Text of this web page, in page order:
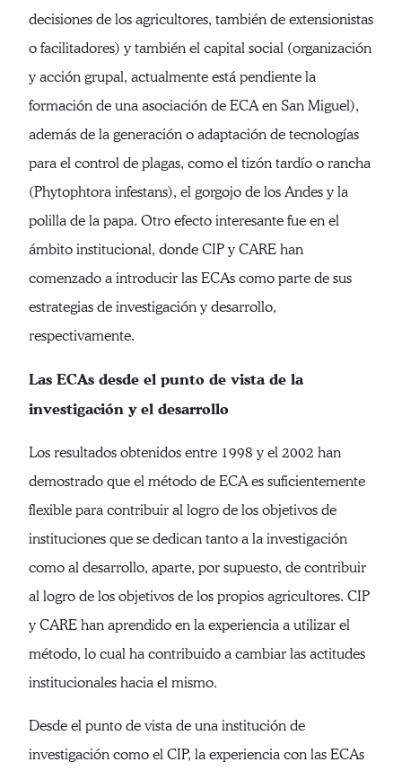
decisiones de los agricultores, también de extensionistas
o facilitadores) y también el capital social (organización
y acción grupal, actualmente está pendiente la
formación de una asociación de ECA en San Miguel),
además de la generación o adaptación de tecnologías
para el control de plagas, como el tizón tardío o rancha
(Phytophtora infestans), el gorgojo de los Andes y la
polilla de la papa. Otro efecto interesante fue en el
ámbito institucional, donde CIP y CARE han
comenzado a introducir las ECAs como parte de sus
estrategias de investigación y desarrollo,
respectivamente.
Las ECAs desde el punto de vista de la
investigación y el desarrollo
Los resultados obtenidos entre 1998 y el 2002 han
demostrado que el método de ECA es suficientemente
flexible para contribuir al logro de los objetivos de
instituciones que se dedican tanto a la investigación
como al desarrollo, aparte, por supuesto, de contribuir
al logro de los objetivos de los propios agricultores. CIP
y CARE han aprendido en la experiencia a utilizar el
método, lo cual ha contribuido a cambiar las actitudes
institucionales hacia el mismo.
Desde el punto de vista de una institución de
investigación como el CIP, la experiencia con las ECAs